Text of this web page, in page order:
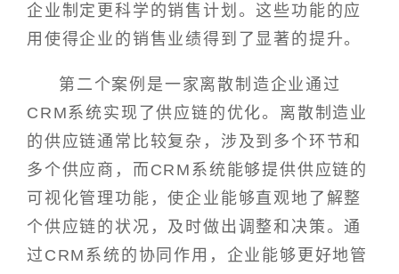
企业制定更科学的销售计划。这些功能的应
用使得企业的销售业绩得到了显著的提升。
第二个案例是一家离散制造企业通过
CRM系统实现了供应链的优化。离散制造业
的供应链通常比较复杂，涉及到多个环节和
多个供应商，而CRM系统能够提供供应链的
可视化管理功能，使企业能够直观地了解整
个供应链的状况，及时做出调整和决策。通
过CRM系统的协同作用，企业能够更好地管